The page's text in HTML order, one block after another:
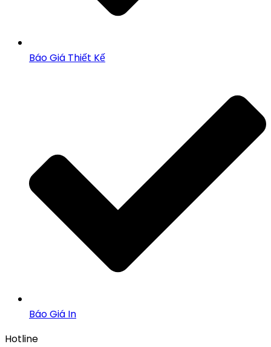
Báo Giá Thiết Kế
Báo Giá In
Hotline